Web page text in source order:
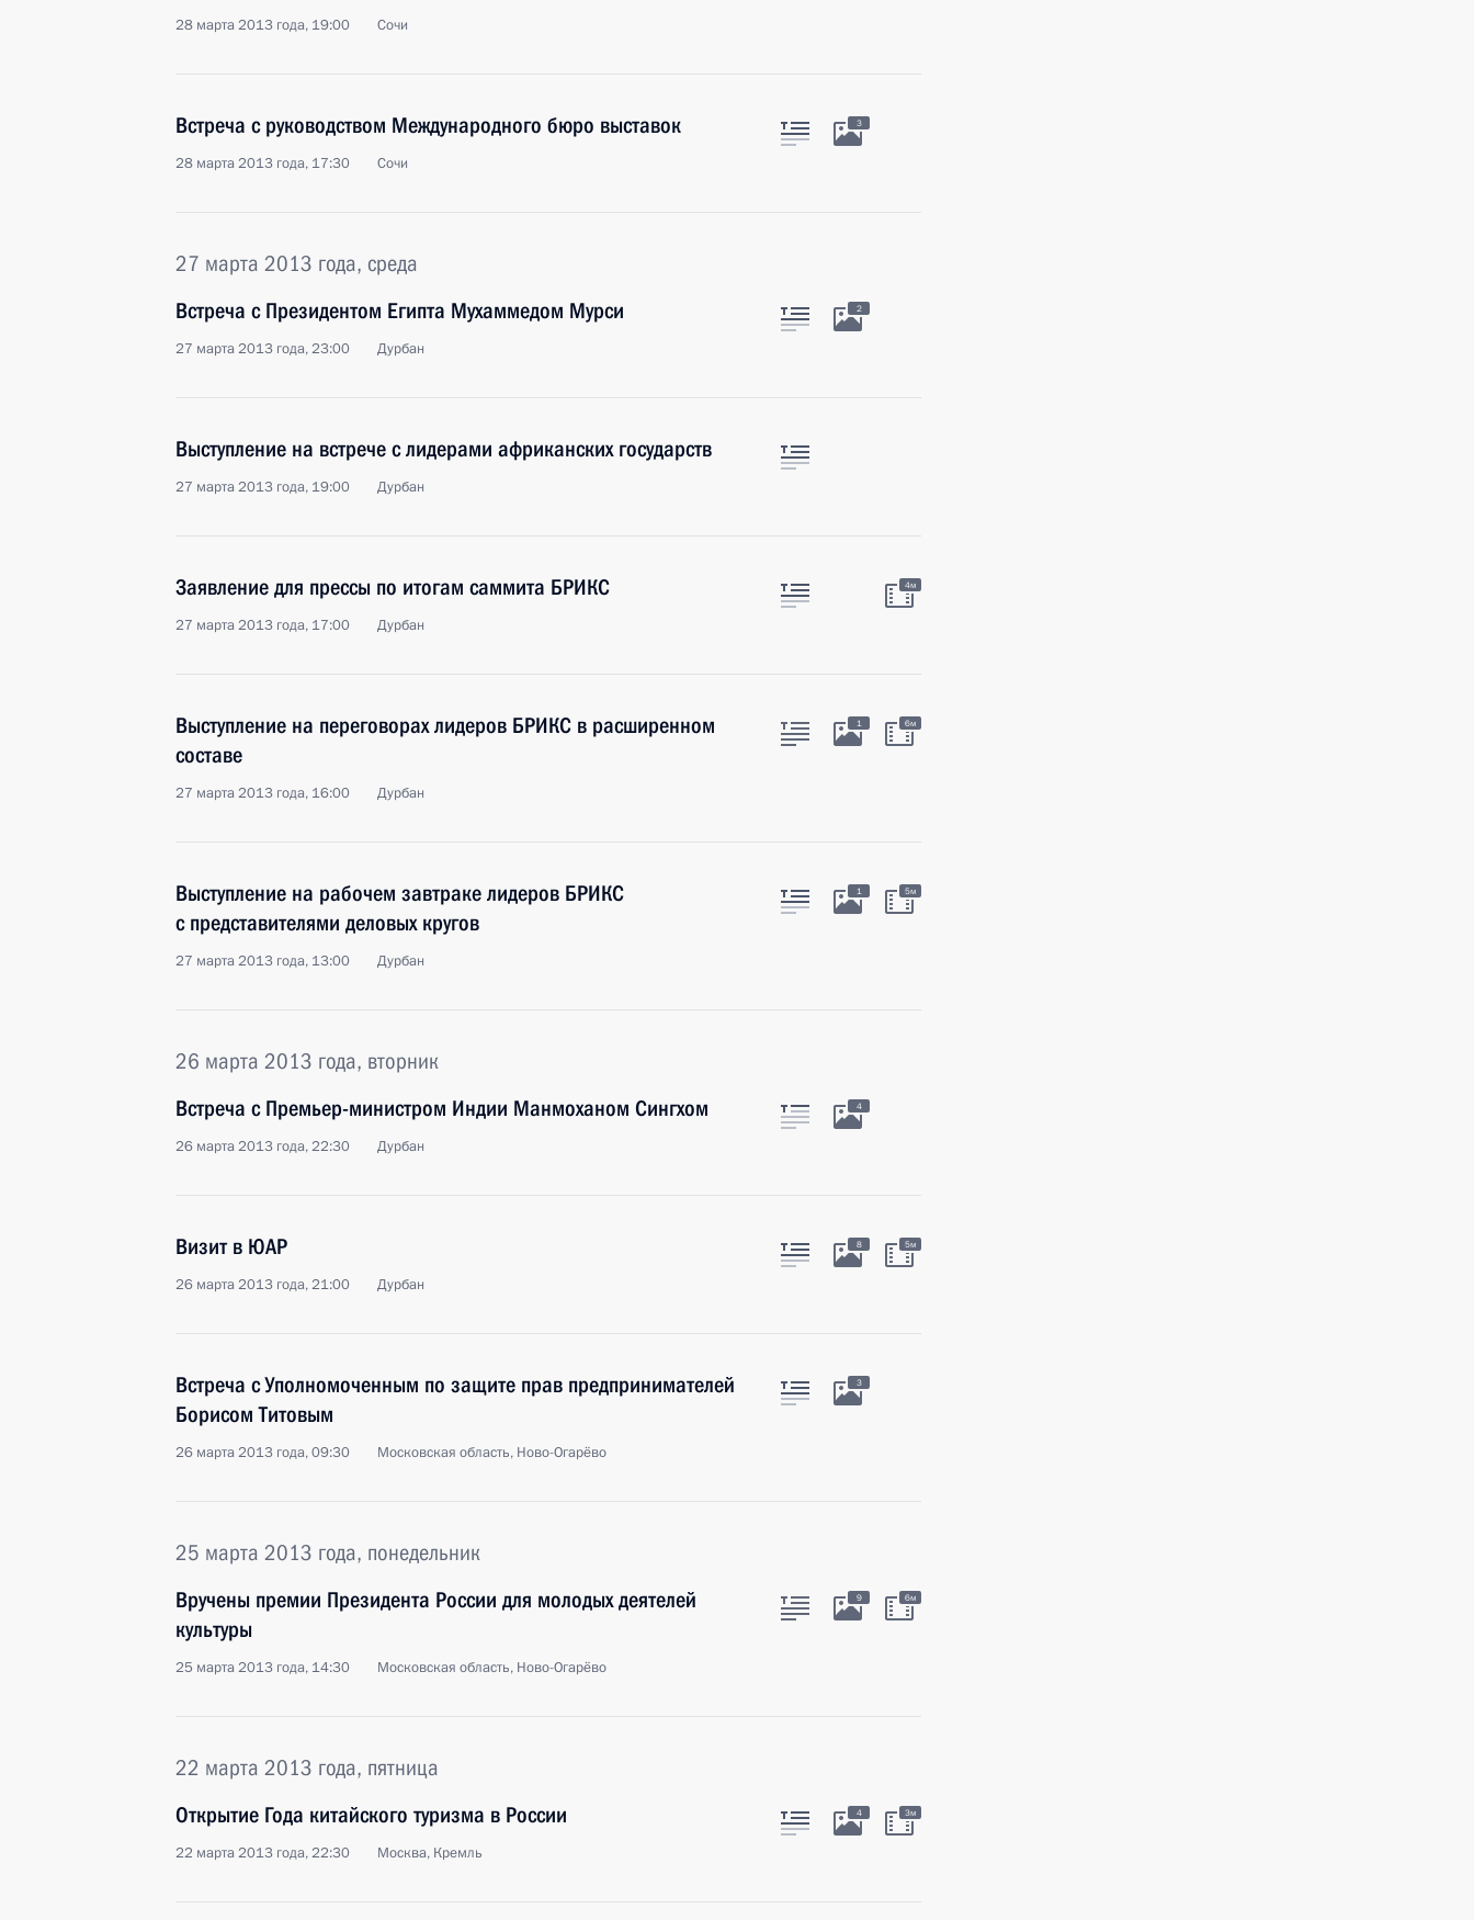
28 марта 2013 года, 19:00 Сочи
Встреча с руководством Международного бюро выставок
28 марта 2013 года, 17:30 Сочи
3
27 марта 2013 года, среда
Встреча с Президентом Египта Мухаммедом Мурси
27 марта 2013 года, 23:00 Дурбан
2
Выступление на встрече с лидерами африканских государств
27 марта 2013 года, 19:00 Дурбан
Заявление для прессы по итогам саммита БРИКС
27 марта 2013 года, 17:00 Дурбан
4м
Выступление на переговорах лидеров БРИКС в расширенном
составе
27 марта 2013 года, 16:00 Дурбан
1 6м
Выступление на рабочем завтраке лидеров БРИКС
с представителями деловых кругов
27 марта 2013 года, 13:00 Дурбан
1 5м
26 марта 2013 года, вторник
Встреча с Премьер-министром Индии Манмоханом Сингхом
26 марта 2013 года, 22:30 Дурбан
4
Визит в ЮАР
26 марта 2013 года, 21:00 Дурбан
8 5м
Встреча с Уполномоченным по защите прав предпринимателей
Борисом Титовым
26 марта 2013 года, 09:30 Московская область, Ново-Огарёво
3
25 марта 2013 года, понедельник
Вручены премии Президента России для молодых деятелей
культуры
25 марта 2013 года, 14:30 Московская область, Ново-Огарёво
9 6м
22 марта 2013 года, пятница
Открытие Года китайского туризма в России
22 марта 2013 года, 22:30 Москва, Кремль
4 3м